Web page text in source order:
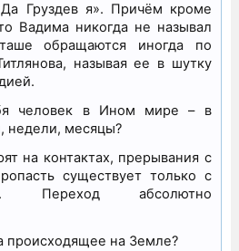
Груздев я». Причём кроме
Вадима никогда не называл
обращаются иногда по
называя ее в шутку
человек в Ином мире – в
недели, месяцы?
на контактах, прерывания с
существует только с
Переход абсолютно
происходящее на Земле?